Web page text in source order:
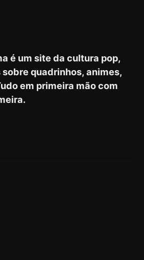
é um site da cultura pop,
quadrinhos, animes,
em primeira mão com